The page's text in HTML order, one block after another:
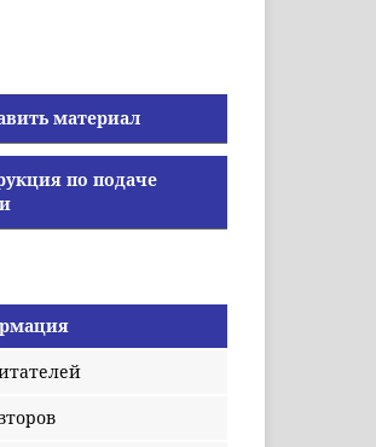
материал
по подаче